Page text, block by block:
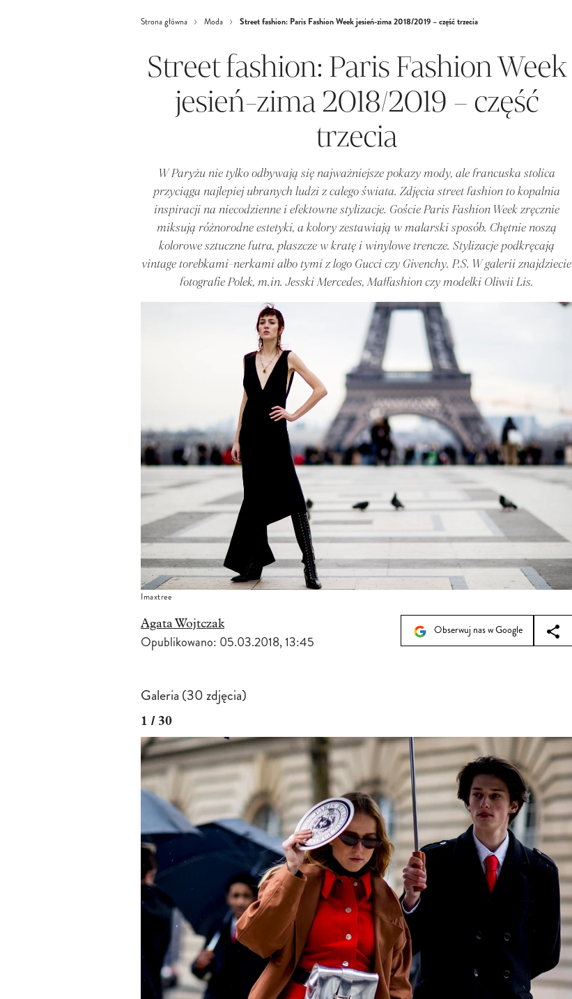
Strona główna Moda Street fashion: Paris Fashion Week jesień-zima 2018/2019 – część trzecia
Street fashion: Paris Fashion Week
jesień-zima 2018/2019 – część
trzecia
W Paryżu nie tylko odbywają się najważniejsze pokazy mody, ale francuska stolica
przyciąga najlepiej ubranych ludzi z całego świata. Zdjęcia street fashion to kopalnia
inspiracji na niecodzienne i efektowne stylizacje. Goście Paris Fashion Week zręcznie
miksują różnorodne estetyki, a kolory zestawiają w malarski sposób. Chętnie noszą
kolorowe sztuczne futra, płaszcze w kratę i winylowe trencze. Stylizacje podkręcają
vintage torebkami-nerkami albo tymi z logo Gucci czy Givenchy. P.S. W galerii znajdziecie
fotografie Polek, m.in. Jesski Mercedes, Maffashion czy modelki Oliwii Lis.
Imaxtree
Agata Wojtczak
Opublikowano: 05.03.2018, 13:45
Obserwuj nas w Google
Galeria (30 zdjęcia)
1 / 30